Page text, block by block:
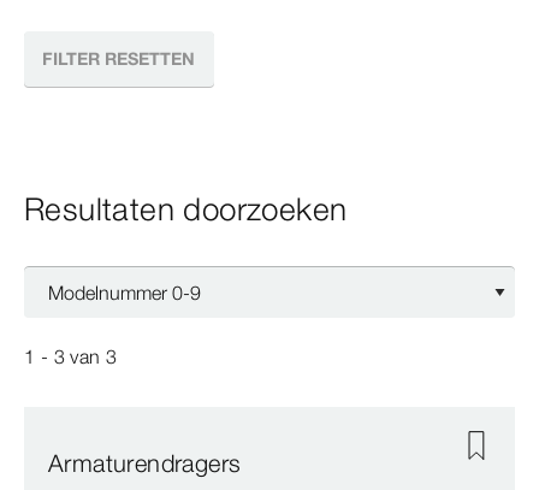
FILTER RESETTEN
Resultaten doorzoeken
1 - 3 van 3
Armaturendragers